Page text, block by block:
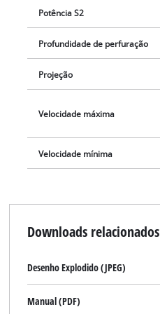
Potência S2
Profundidade de perfuração
Projeção
Velocidade máxima
Velocidade mínima
Downloads relacionados
Desenho Explodido (JPEG)
Manual (PDF)